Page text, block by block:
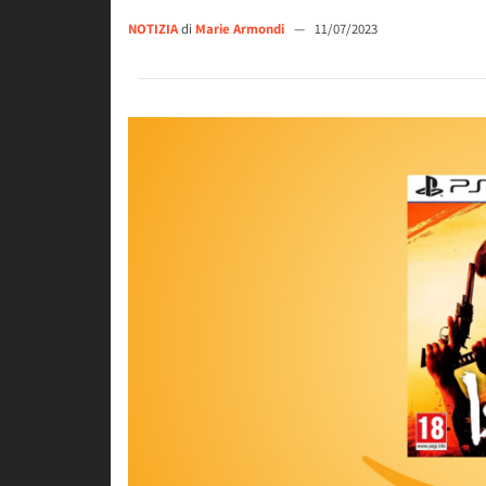
NOTIZIAdi Marie Armondi — 11/07/2023